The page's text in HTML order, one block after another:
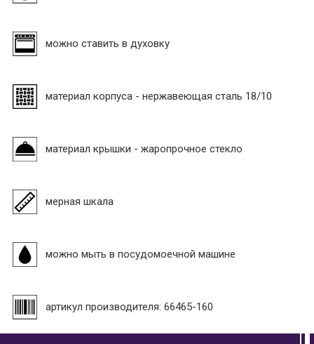
можно ставить в духовку
материал корпуса - нержавеющая сталь 18/10
материал крышки - жаропрочное стекло
мерная шкала
можно мыть в посудомоечной машине
артикул производителя: 66465-160